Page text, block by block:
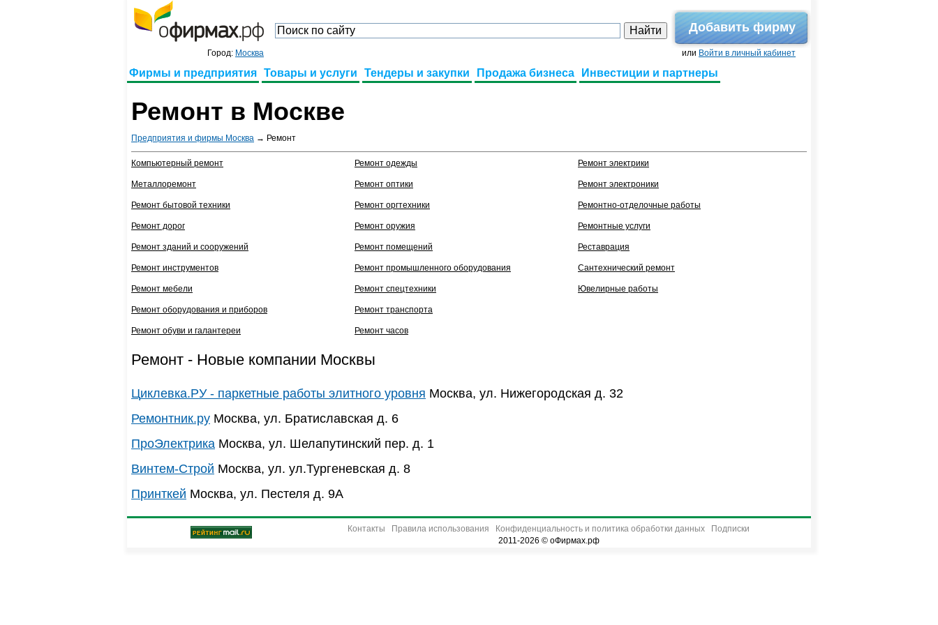
Город: Москва
Добавить фирму
или Войти в личный кабинет
Фирмы и предприятия Товары и услуги Тендеры и закупки Продажа бизнеса Инвестиции и партнеры
Ремонт в Москве
Предприятия и фирмы Москва → Ремонт
Компьютерный ремонт
Металлоремонт
Ремонт бытовой техники
Ремонт дорог
Ремонт зданий и сооружений
Ремонт инструментов
Ремонт мебели
Ремонт оборудования и приборов
Ремонт обуви и галантереи
Ремонт одежды
Ремонт оптики
Ремонт оргтехники
Ремонт оружия
Ремонт помещений
Ремонт промышленного оборудования
Ремонт спецтехники
Ремонт транспорта
Ремонт часов
Ремонт электрики
Ремонт электроники
Ремонтно-отделочные работы
Ремонтные услуги
Реставрация
Сантехнический ремонт
Ювелирные работы
Ремонт - Новые компании Москвы
Циклевка.РУ - паркетные работы элитного уровня Москва, ул. Нижегородская д. 32
Ремонтник.ру Москва, ул. Братиславская д. 6
ПроЭлектрика Москва, ул. Шелапутинский пер. д. 1
Винтем-Строй Москва, ул. ул.Тургеневская д. 8
Принткей Москва, ул. Пестеля д. 9А
Контакты Правила использования Конфиденциальность и политика обработки данных
Подписки
2011-2026 © оФирмах.рф